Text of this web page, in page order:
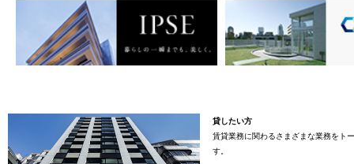
貸したい方
賃貸業務に関わるさまざまな業務をト
す。